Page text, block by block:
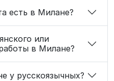
есть в Милане?
или
в Милане?
у русскоязычных?